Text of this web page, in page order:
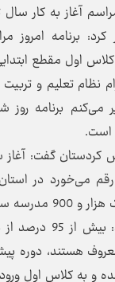
آغاز به کار
کرد: برنامه امروز
اول مقطع
نظام تعلیم و
می‌کنم برنامه
است.
کردستان گفت:
شده‌اند.
ناظمی‌جلال
هستند، دوره
و به کلاس اول ورود